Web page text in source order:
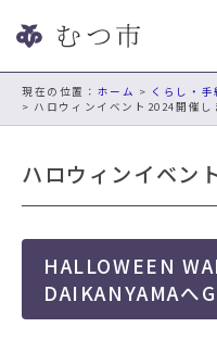
ビ
現在の位置： ホーム > くらし・手
> ハロウィンイベント2024開催し
ハロウィンイベン
HALLOWEEN
DAIKANYAMAへ